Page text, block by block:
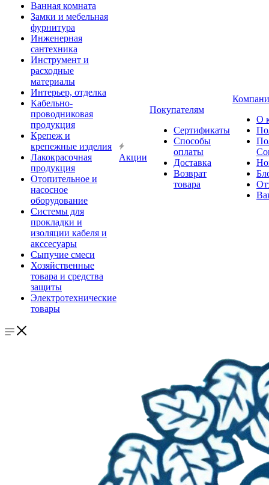
Ванная комната
Замки и мебельная
фурнитура
Инженерная
сантехника
Инструмент и
расходные
материалы
Интерьер, отделка
Кабельно-
проводниковая
продукция
Крепеж и
крепежные изделия
Лакокрасочная
продукция
Отопительное и
насосное
оборудование
Системы для
прокладки и
изоляции кабеля и
акссесуары
Сыпучие смеси
Хозяйственные
товара и средства
защиты
Электротехнические
товары
Акции
Покупателям
Сертификаты
Способы
оплаты
Доставка
Возврат
товара
О